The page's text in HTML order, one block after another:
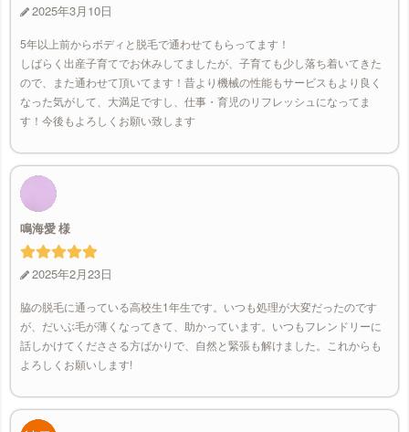
2025年3月10日
5年以上前からボディと脱毛で通わせてもらってます！
しばらく出産子育てでお休みしてましたが、子育ても少し落ち着いてきた
ので、また通わせて頂いてます！昔より機械の性能もサービスもより良く
なった気がして、大満足ですし、仕事・育児のリフレッシュになってま
す！今後もよろしくお願い致します
鳴海愛
2025年2月23日
脇の脱毛に通っている高校生1年生です。いつも処理が大変だったのです
が、だいぶ毛が薄くなってきて、助かっています。いつもフレンドリーに
話しかけてくだささる方ばかりで、自然と緊張も解けました。これからも
よろしくお願いします!